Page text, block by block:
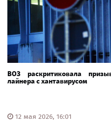
ВОЗ раскритиковала
лайнера с хантавирусом
12 мая 2026, 16:01